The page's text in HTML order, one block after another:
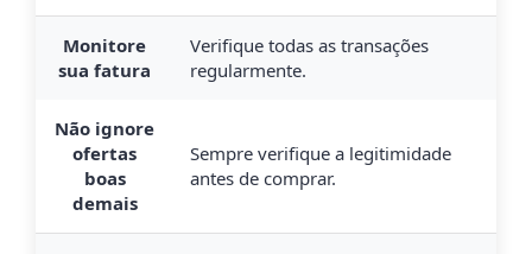
Monitore
sua fatura
Verifique todas as transações
regularmente.
Não ignore
ofertas
boas
demais
Sempre verifique a legitimidade
antes de comprar.